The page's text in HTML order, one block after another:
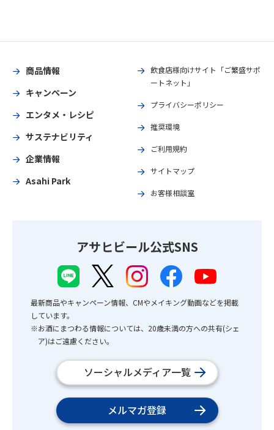
商品情報
キャンペーン
エンタメ・レシピ
サステナビリティ
企業情報
Asahi Park
飲食店様向けサイト「ご繁盛サポ
ートネット」
プライバシーポリシー
推奨環境
ご利用規約
サイトマップ
お客様相談室
アサヒビール公式SNS
最新商品やキャンペーン情報、CMやメイキング動画などを掲載
しています。
※お酒にまつわる情報については、20歳未満の方への共有(シェ
ア)はご遠慮ください。
ソーシャルメディア一覧
メルマガ登録